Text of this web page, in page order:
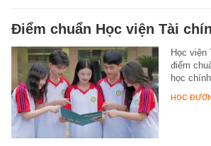
Điểm chuẩn Học viện Tài
Học viện
điểm
học
HỌC